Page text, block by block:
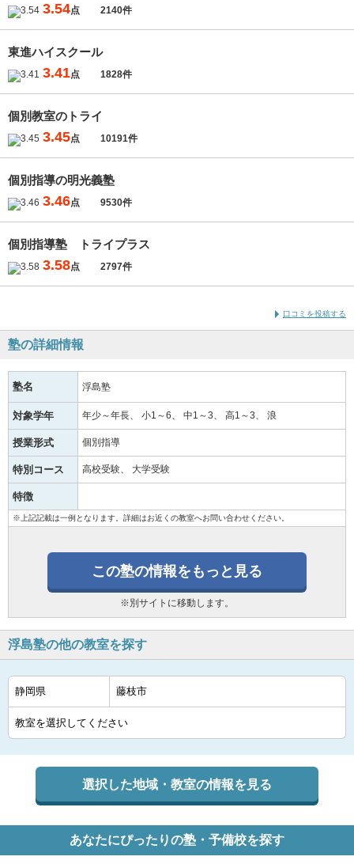
3.54点 2140件
東進ハイスクール
3.41点 1828件
個別教室のトライ
3.45点 10191件
個別指導の明光義塾
3.46点 9530件
個別指導塾 トライプラス
3.58点 2797件
口コミを投稿する
塾の詳細情報
塾名 浮島塾
対象学年 年少～年長 小1～6 中1～3 高1～3 浪
授業形式 個別指導
特別コース 高校受験 大学受験
特徴
※上記記載は一例となります。詳細はお近くの教室へお問い合わせください。
この塾の情報をもっと見る
※別サイトに移動します。
浮島塾の他の教室を探す
選択した地域・教室の情報を見る
あなたにぴったりの塾・予備校を探す